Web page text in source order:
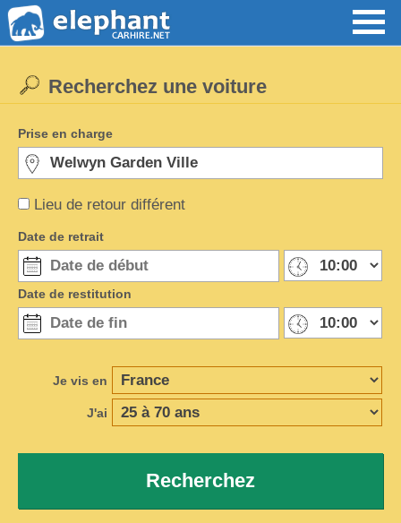
Lieu de retour différent
Recherchez une voiture
Prise en charge
Date de retrait
Date de restitution
Je vis en
J'ai
Recherchez